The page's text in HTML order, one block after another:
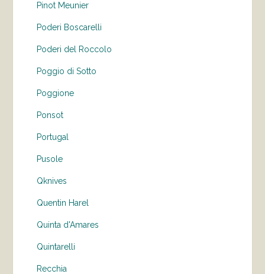
Pinot Meunier
Poderi Boscarelli
Poderi del Roccolo
Poggio di Sotto
Poggione
Ponsot
Portugal
Pusole
Qknives
Quentin Harel
Quinta d'Amares
Quintarelli
Recchia